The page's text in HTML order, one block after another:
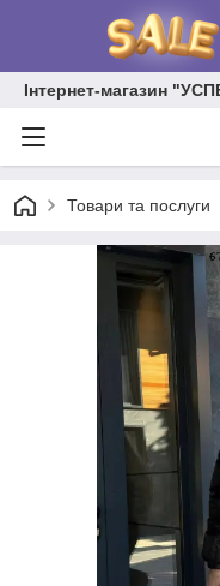
Інтернет-магазин
Товари та послуги